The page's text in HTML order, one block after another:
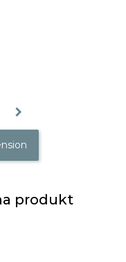
chevron_right
produkt